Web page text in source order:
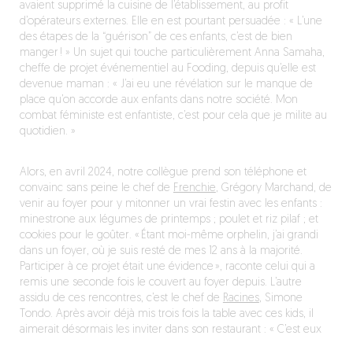
avaient supprimé la cuisine de l’établissement, au profit
d’opérateurs externes. Elle en est pourtant persuadée : « L’une
des étapes de la “guérison” de ces enfants, c’est de bien
manger ! » Un sujet qui touche particulièrement Anna Samaha,
cheffe de projet événementiel au Fooding, depuis qu’elle est
devenue maman : « J’ai eu une révélation sur le manque de
place qu’on accorde aux enfants dans notre société. Mon
combat féministe est enfantiste, c’est pour cela que je milite au
quotidien. »
Alors, en avril 2024, notre collègue prend son téléphone et
convainc sans peine le chef de Frenchie, Grégory Marchand, de
venir au foyer pour y mitonner un vrai festin avec les enfants :
minestrone aux légumes de printemps ; poulet et riz pilaf ; et
cookies pour le goûter. « Étant moi-même orphelin, j’ai grandi
dans un foyer, où je suis resté de mes 12 ans à la majorité.
Participer à ce projet était une évidence », raconte celui qui a
remis une seconde fois le couvert au foyer depuis. L’autre
assidu de ces rencontres, c’est le chef de Racines, Simone
Tondo. Après avoir déjà mis trois fois la table avec ces kids, il
aimerait désormais les inviter dans son restaurant : « C’est eux